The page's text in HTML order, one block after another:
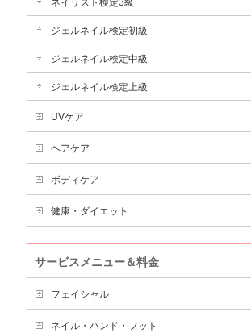
ネイリスト検定3級
ジェルネイル検定初級
ジェルネイル検定中級
ジェルネイル検定上級
UVケア
ヘアケア
ボディケア
健康・ダイエット
サービスメニュー＆料金
フェイシャル
ネイル・ハンド・フット